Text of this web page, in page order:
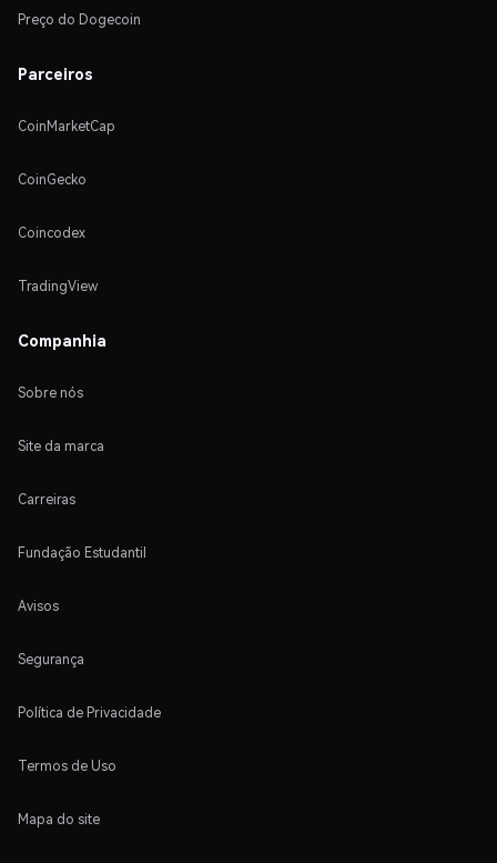
Preço do Dogecoin
Parceiros
CoinMarketCap
CoinGecko
Coincodex
TradingView
Companhia
Sobre nós
Site da marca
Carreiras
Fundação Estudantil
Avisos
Segurança
Política de Privacidade
Termos de Uso
Mapa do site